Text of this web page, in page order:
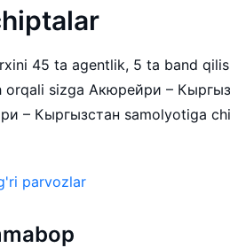
45 ta agentlik, 5 ta band
sizga Акюрейри –
– Кыргызстан samolyotiga
parvozlar